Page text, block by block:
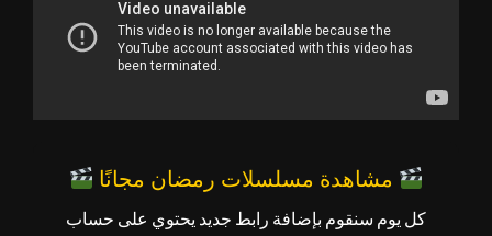
كل يوم سنقوم بإضافة رابط جديد يحتوي على حساب